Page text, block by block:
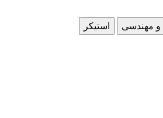
و مهندسی
استیکر